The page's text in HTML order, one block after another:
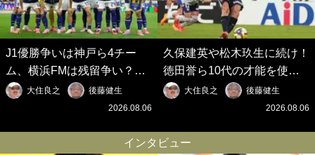
J1優勝争いは神戸ら4チー
ム、横浜FMは残留争い？大
混戦のJ2はRB大宮に注目！
歴代最強の日本代表をJリー
の秋春制｣の大激論】(6)
大住良之
後藤健生
2026.08.06
久保建英や松木玖生に続け！
徳田誉ら10代の才能を使い
切れないJクラブの課題と、
｢0円欧州移籍｣撲滅への処方
春制｣の大激論】(5)
大住良之
後藤健生
2026.08.06
インタビュー